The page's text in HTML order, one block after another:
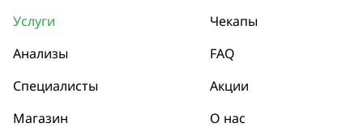
Услуги
Чекапы
Анализы
FAQ
Специалисты
Акции
Магазин
О нас